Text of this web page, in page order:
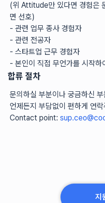
(위 Attitude만 있다면 경험은
면 선호)
- 관련 업무 종사 경험자
- 관련 전공자
- 스타트업 근무 경험자
- 본인이 직접 무언가를 시작하
합류 절차
문의하실 부분이나 궁금하신
언제든지 부담없이 편하게 연
Contact point:
지